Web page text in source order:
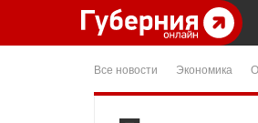
Все новости Экономика